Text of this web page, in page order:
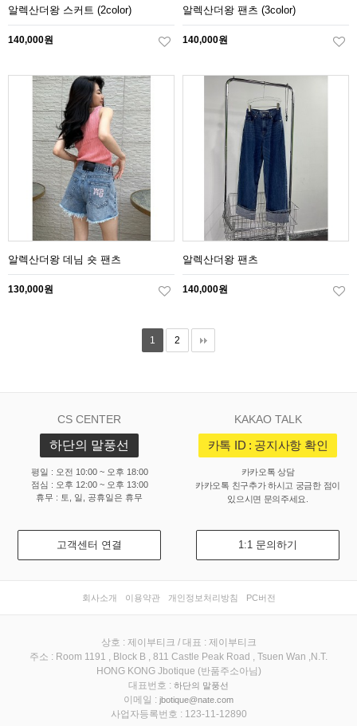
알렉산더왕 스커트 (2color)
140,000원
알렉산더왕 팬츠 (3color)
140,000원
알렉산더왕 데님 숏 팬츠
130,000원
알렉산더왕 팬츠
140,000원
1 2
CS CENTER
하단의 말풍선
평일 : 오전 10:00 ~ 오후 18:00
점심 : 오후 12:00 ~ 오후 13:00
휴무 : 토, 일, 공휴일은 휴무
KAKAO TALK
카톡 ID : 공지사항 확인
카카오톡 상담
카카오톡 친구추가 하시고 궁금한 점이
있으시면 문의주세요.
고객센터 연결 1:1 문의하기
회사소개 이용약관 개인정보처리방침 PC버전
상호 : 제이부티크 / 대표 : 제이부티크
주소 : Room 1191 , Block B , 811 Castle Peak Road , Tsuen Wan ,N.T.
HONG KONG Jbotique (반품주소아님)
대표번호 : 하단의 말풍선
이메일 : jbotique@nate.com
사업자등록번호 : 123-11-12890